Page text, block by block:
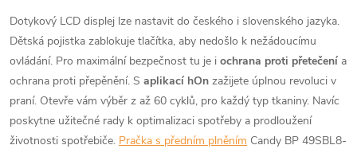
Dotykový LCD displej lze nastavit do českého i slovenského jazyka.
Dětská pojistka zablokuje tlačítka, aby nedošlo k nežádoucímu
ovládání. Pro maximální bezpečnost tu je i ochrana proti přetečení a
ochrana proti přepěnění. S aplikací hOn zažijete úplnou revoluci v
praní. Otevře vám výběr z až 60 cyklů, pro každý typ tkaniny. Navíc
poskytne užitečné rady k optimalizaci spotřeby a prodloužení
životnosti spotřebiče. Pračka s předním plněním Candy BP 49SBL8-